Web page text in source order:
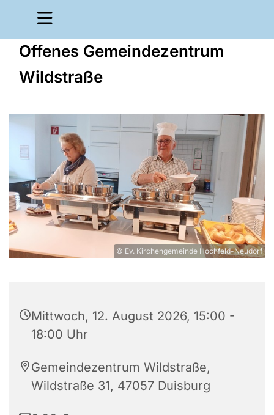
Offenes Gemeindezentrum
Wildstraße
© Ev. Kirchengemeinde Hochfeld-Neudorf
Mittwoch, 12. August 2026, 15:00 -
18:00 Uhr
Gemeindezentrum Wildstraße,
Wildstraße 31, 47057 Duisburg